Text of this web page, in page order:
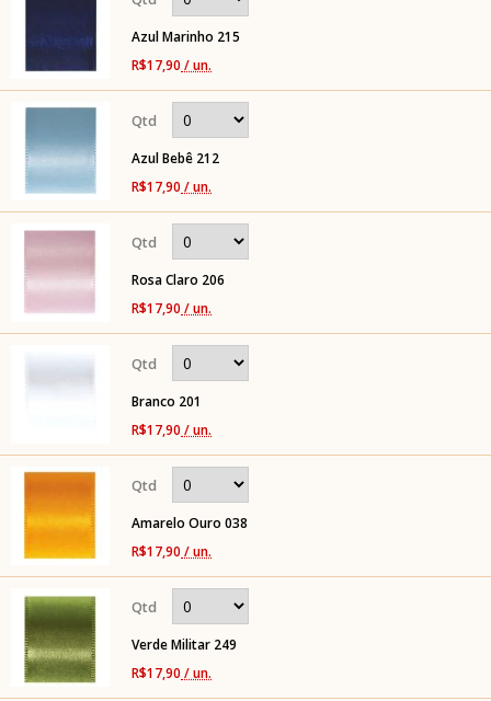
Azul Marinho 215
R$17,90 / un.
Azul Bebê 212
R$17,90 / un.
Rosa Claro 206
R$17,90 / un.
Branco 201
R$17,90 / un.
Amarelo Ouro 038
R$17,90 / un.
Verde Militar 249
R$17,90 / un.